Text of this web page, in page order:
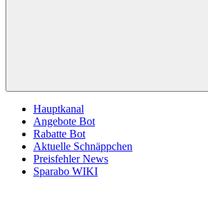
Hauptkanal
Angebote Bot
Rabatte Bot
Aktuelle Schnäppchen
Preisfehler News
Sparabo WIKI